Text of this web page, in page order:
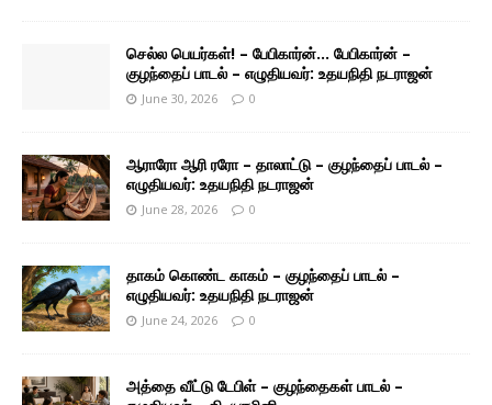
செல்ல பெயர்கள்! – பேபிகார்ன்… பேபிகார்ன் –
குழந்தைப் பாடல் – எழுதியவர்: உதயநிதி நடராஜன்
June 30, 2026 0
ஆராரோ ஆரி ரரோ – தாலாட்டு – குழந்தைப் பாடல் –
எழுதியவர்: உதயநிதி நடராஜன்
June 28, 2026 0
தாகம் கொண்ட காகம் – குழந்தைப் பாடல் –
எழுதியவர்: உதயநிதி நடராஜன்
June 24, 2026 0
அத்தை வீட்டு டேபிள் – குழந்தைகள் பாடல் –